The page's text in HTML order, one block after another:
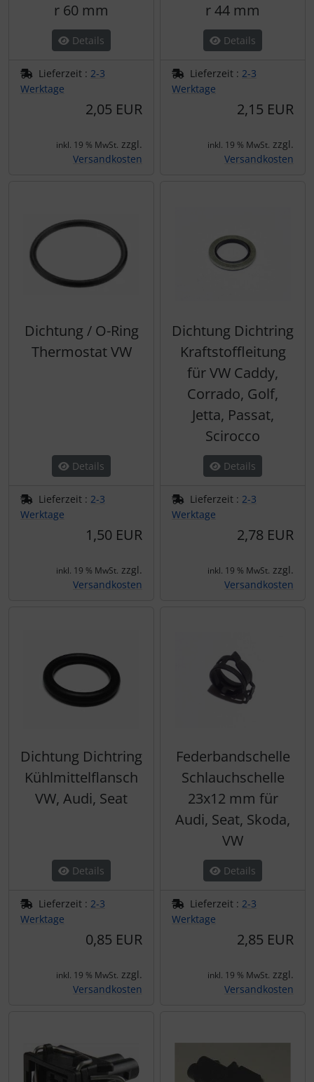
r 60 mm
Details
Lieferzeit : 2-3
Werktage
2,05 EUR
inkl. 19 % MwSt. zzgl.
Versandkosten
r 44 mm
Details
Lieferzeit : 2-3
Werktage
2,15 EUR
inkl. 19 % MwSt. zzgl.
Versandkosten
Dichtung / O-Ring
Thermostat VW
Details
Lieferzeit : 2-3
Werktage
1,50 EUR
inkl. 19 % MwSt. zzgl.
Versandkosten
Dichtung Dichtring
Kraftstoffleitung
für VW Caddy,
Corrado, Golf,
Jetta, Passat,
Scirocco
Details
Lieferzeit : 2-3
Werktage
2,78 EUR
inkl. 19 % MwSt. zzgl.
Versandkosten
Dichtung Dichtring
Kühlmittelflansch
VW, Audi, Seat
Details
Lieferzeit : 2-3
Werktage
0,85 EUR
inkl. 19 % MwSt. zzgl.
Versandkosten
Federbandschelle
Schlauchschelle
23x12 mm für
Audi, Seat, Skoda,
VW
Details
Lieferzeit : 2-3
Werktage
2,85 EUR
inkl. 19 % MwSt. zzgl.
Versandkosten